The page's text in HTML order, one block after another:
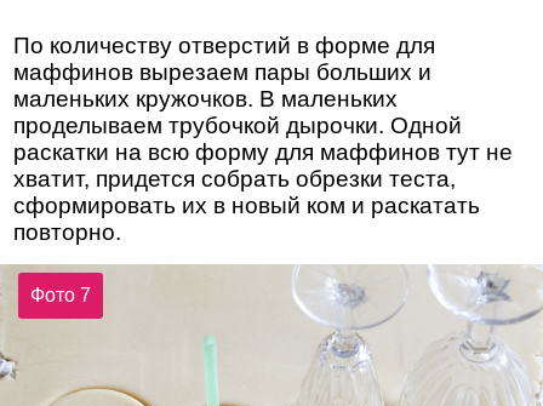
По количеству отверстий в форме для
маффинов вырезаем пары больших и
маленьких кружочков. В маленьких
проделываем трубочкой дырочки. Одной
раскатки на всю форму для маффинов тут не
хватит, придется собрать обрезки теста,
сформировать их в новый ком и раскатать
повторно.
Фото 7